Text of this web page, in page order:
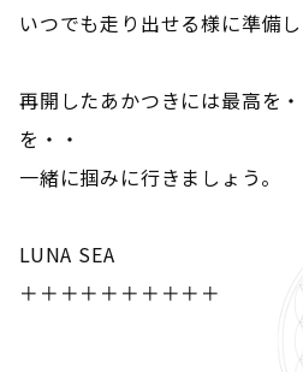
いつでも走り出せる様に準備し
再開したあかつきには最高を
を・・
一緒に掴みに行きましょう。
LUNA SEA
＋＋＋＋＋＋＋＋＋＋